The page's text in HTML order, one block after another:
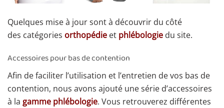
Quelques mise à jour sont à découvrir du côté
des catégories orthopédie et phlébologie du site.
Accessoires pour bas de contention
Afin de faciliter l’utilisation et l’entretien de vos bas de
contention, nous avons ajouté une série d’accessoires
à la gamme phlébologie. Vous retrouverez différentes